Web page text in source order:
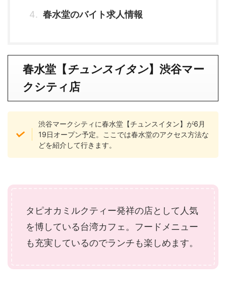
春水堂のバイト求人情報
春水堂【チュンスイタン】渋谷マー
クシティ店
渋谷マークシティに春水堂【チュンスイタン】が6月
19日オープン予定。ここでは春水堂のアクセス方法な
どを紹介して行きます。
タピオカミルクティー発祥の店として人気
を博している台湾カフェ。フードメニュー
も充実しているのでランチも楽しめます。